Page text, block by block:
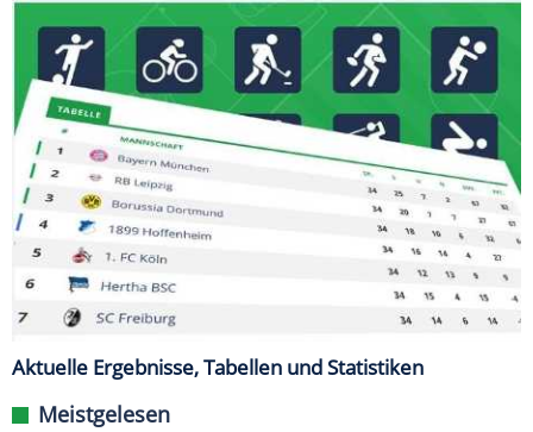
Aktuelle Ergebnisse, Tabellen und Statistiken
Meistgelesen